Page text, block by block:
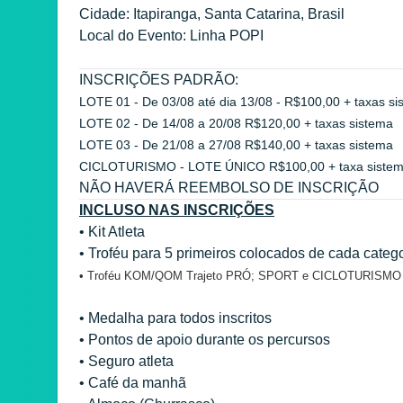
Cidade: Itapiranga, Santa Catarina, Brasil
Local do Evento: Linha POPI
INSCRIÇÕES PADRÃO:
LOTE 01 - De 03/08 até dia 13/08 - R$100,00 + taxas
LOTE 02 - De 14/08 a 20/08 R$120,00 + taxas sistema
LOTE 03 - De 21/08 a 27/08 R$140,00 + taxas sistema
CICLOTURISMO - LOTE ÚNICO R$100,00 + taxa
NÃO HAVERÁ REEMBOLSO DE INSCRIÇÃO
INCLUSO NAS INSCRIÇÕES
• Kit Atleta
• Troféu para 5 primeiros colocados de cada
• Troféu KOM/QOM Trajeto PRÓ; SPORT e CICLOTURISMO
• Medalha para todos inscritos
• Pontos de apoio durante os percursos
• Seguro atleta
• Café da manhã